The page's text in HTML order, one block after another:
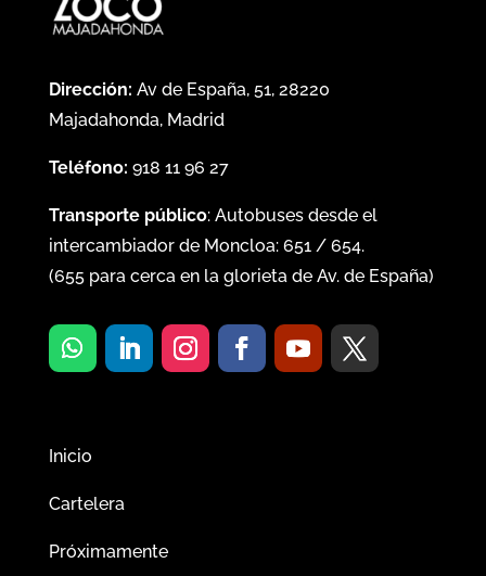
Dirección: Av de España, 51, 28220
Majadahonda, Madrid
Teléfono: 918 11 96 27
Transporte público: Autobuses desde el
intercambiador de Moncloa: 651/ 654.
(655para cerca en la glorieta de Av. de España)
Inicio
Cartelera
Próximamente